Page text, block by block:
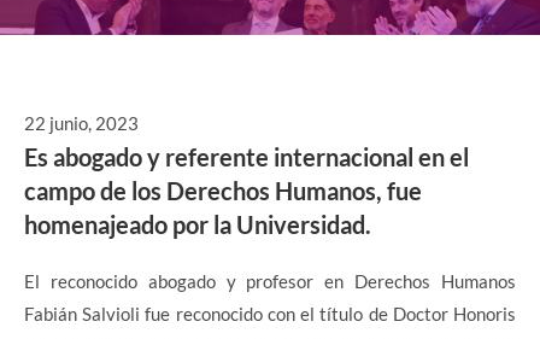
22 junio, 2023
Es abogado y referente internacional en el
campo de los Derechos Humanos, fue
homenajeado por la Universidad.
El reconocido abogado y profesor en Derechos Humanos
Fabián Salvioli fue reconocido con el título de Doctor Honoris